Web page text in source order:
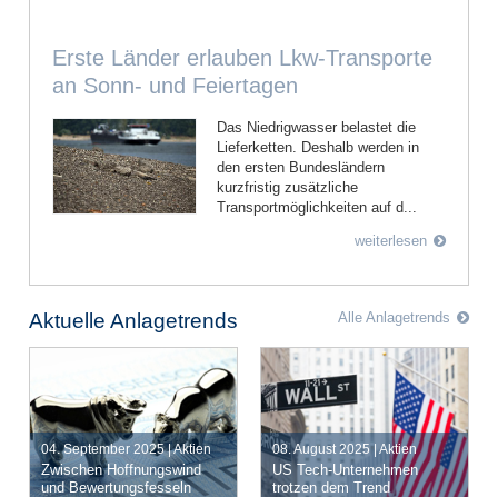
Erste Länder erlauben Lkw-Transporte
an Sonn- und Feiertagen
Das Niedrigwasser belastet die
Lieferketten. Deshalb werden in
den ersten Bundesländern
kurzfristig zusätzliche
Transportmöglichkeiten auf d...
weiterlesen
Alle Anlagetrends
Aktuelle Anlagetrends
04. September 2025 | Aktien
Zwischen Hoffnungswind
und Bewertungsfesseln
Jetzt handeln
Artikel lesen
08. August 2025 | Aktien
US Tech-Unternehmen
trotzen dem Trend
Jetzt handeln
Artikel lesen